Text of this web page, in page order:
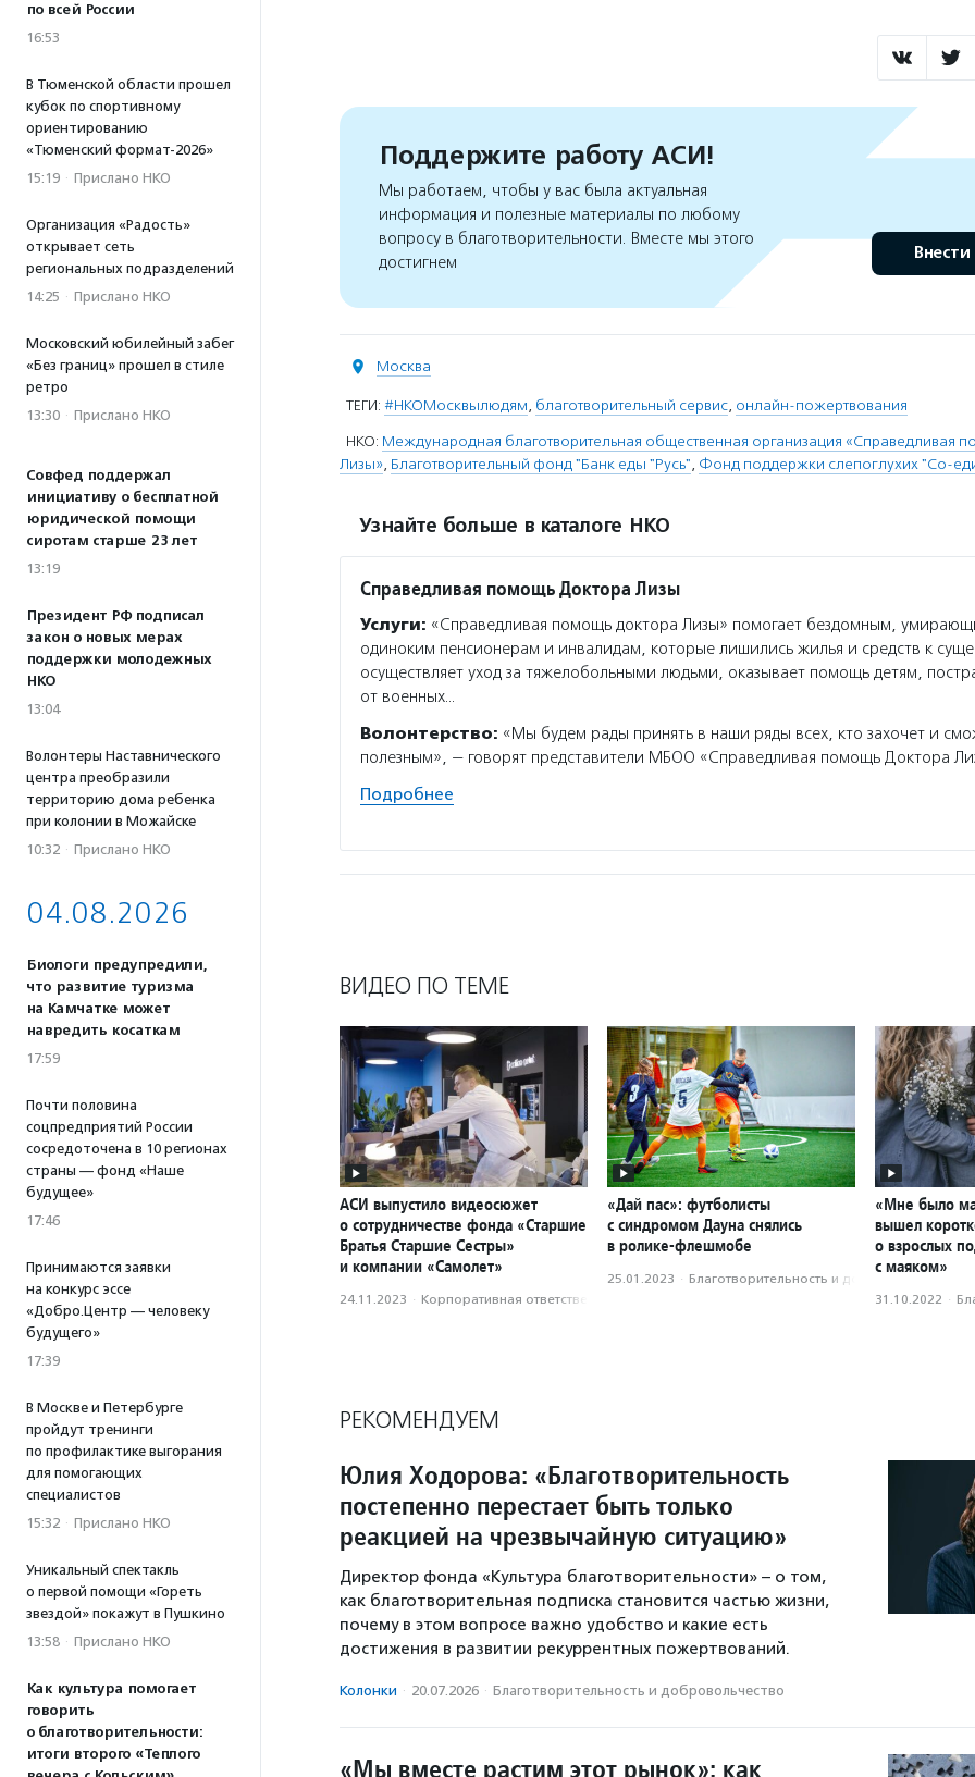
по всей России
16:53
В Тюменской области прошел
кубок по спортивному
ориентированию
«Тюменский формат-2026»
15:19 · Прислано НКО
Организация «Радость»
открывает сеть
региональных подразделений
14:25 · Прислано НКО
Московский юбилейный забег
«Без границ» прошел в стиле
ретро
13:30 · Прислано НКО
Совфед поддержал
инициативу о бесплатной
юридической помощи
сиротам старше 23 лет
13:19
Президент РФ подписал
закон о новых мерах
поддержки молодежных
НКО
13:04
Волонтеры Наставнического
центра преобразили
территорию дома ребенка
при колонии в Можайске
10:32 · Прислано НКО
04.08.2026
Биологи предупредили,
что развитие туризма
на Камчатке может
навредить косаткам
17:59
Почти половина
соцпредприятий России
сосредоточена в 10 регионах
страны — фонд «Наше
будущее»
17:46
Принимаются заявки
на конкурс эссе
«Добро.Центр — человеку
будущего»
17:39
В Москве и Петербурге
пройдут тренинги
по профилактике выгорания
для помогающих
специалистов
15:32 · Прислано НКО
Уникальный спектакль
о первой помощи «Гореть
звездой» покажут в Пушкино
13:58 · Прислано НКО
Как культура помогает
говорить
о благотворительности:
итоги второго «Теплого
Поддержите работу АСИ!
Мы работаем, чтобы у вас была актуальная
информация и полезные материалы по любому
вопросу в благотворительности. Вместе мы этого
достигнем
Внести
Москва
ТЕГИ: #НКОМосквылюдям, благотворительный сервис, онлайн-пожертвования
НКО: Международная благотворительная общественная организация «Справедливая
Лизы», Благотворительный фонд "Банк еды "Русь", Фонд поддержки слепоглухих "Со-
Узнайте больше в каталоге НКО
Справедливая помощь Доктора Лизы
Услуги: «Справедливая помощь доктора Лизы» помогает бездомным,
одиноким пенсионерам и инвалидам, которые лишились жилья и средств к
осуществляет уход за тяжелобольными людьми, оказывает помощь детям,
от военных…
Волонтерство: «Мы будем рады принять в наши ряды всех, кто захочет и
полезным», — говорят представители МБОО «Справедливая помощь Доктора
Подробнее
ВИДЕО ПО ТЕМЕ
АСИ выпустило видеосюжет
о сотрудничестве фонда «Старшие
Братья Старшие Сестры»
и компании «Самолет»
24.11.2023 · Корпоративная ответственность
«Дай пас»: футболисты
с синдромом Дауна снялись
в ролике-флешмобе
25.01.2023 · Благотвори­тель­ность и доброволь­чест­во
«Мне было
вышел
о взрослых
с маяком»
31.10.2022 ·
РЕКОМЕНДУЕМ
Юлия Ходорова: «Благотворительность
постепенно перестает быть только
реакцией на чрезвычайную ситуацию»
Директор фонда «Культура благотворительности» – о том,
как благотворительная подписка становится частью жизни,
почему в этом вопросе важно удобство и какие есть
достижения в развитии рекуррентных пожертвований.
Колонки · 20.07.2026 · Благотвори­тель­ность и доброволь­чест­во
«Мы вместе растим этот рынок»: как